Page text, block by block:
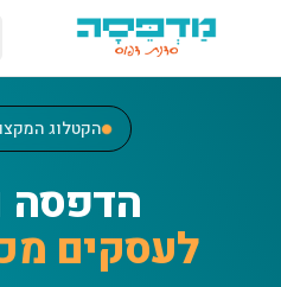
דלג לתוכן הראשי
הקטלוג
הדפסה
לעסקים